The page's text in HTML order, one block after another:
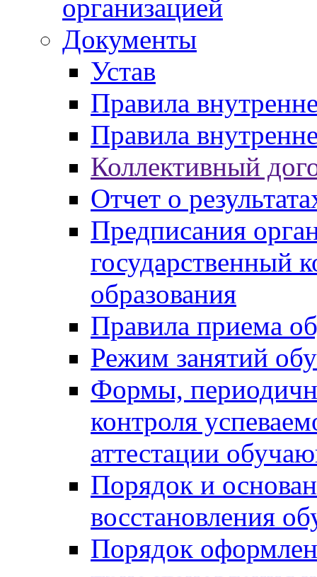
организацией
Документы
Устав
Правила
Правила
Коллективный
Отчет о
Предписания
государственный
образования
Правила приема
Режим занятий
Формы,
контроля
аттестации
Порядок и
восстановления
Порядок